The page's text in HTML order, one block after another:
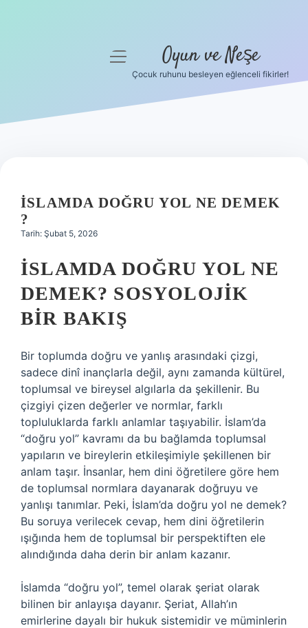
Hakkımızda
menüyü
Oyun ve Neşe
Çocuk ruhunu besleyen eğlenceli fikirler!
İSLAMDA DOĞRU YOL NE DEMEK
?
Tarih: Şubat 5, 2026
İSLAMDA DOĞRU YOL NE
DEMEK? SOSYOLOJIK
BIR BAKIŞ
Bir toplumda doğru ve yanlış arasındaki çizgi,
sadece dinî inançlarla değil, aynı zamanda kültürel,
toplumsal ve bireysel algılarla da şekillenir. Bu
çizgiyi çizen değerler ve normlar, farklı
topluluklarda farklı anlamlar taşıyabilir. İslam’da
“doğru yol” kavramı da bu bağlamda toplumsal
yapıların ve bireylerin etkileşimiyle şekillenen bir
anlam taşır. İnsanlar, hem dini öğretilere göre hem
de toplumsal normlara dayanarak doğruyu ve
yanlışı tanımlar. Peki, İslam’da doğru yol ne demek?
Bu soruya verilecek cevap, hem dini öğretilerin
ışığında hem de toplumsal bir perspektiften ele
alındığında daha derin bir anlam kazanır.
İslamda “doğru yol”, temel olarak şeriat olarak
bilinen bir anlayışa dayanır. Şeriat, Allah’ın
emirlerine dayalı bir hukuk sistemidir ve müminlerin